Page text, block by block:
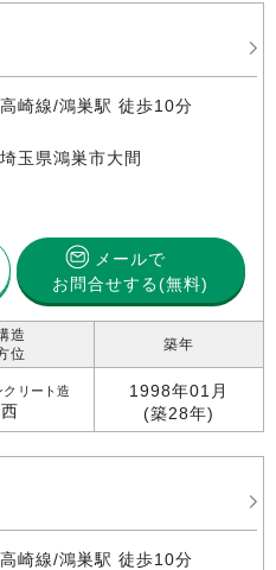
高崎線/鴻巣駅 徒歩10分
埼玉県鴻巣市大間
メールで
お問合せする(無料)
造
位
クリート造
西
築年
1998年01月
(築28年)
高崎線/鴻巣駅 徒歩10分